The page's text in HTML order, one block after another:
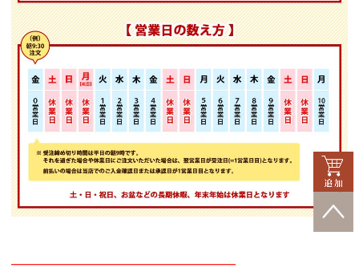
━━━━━━━━━━━━━━━━━━━━